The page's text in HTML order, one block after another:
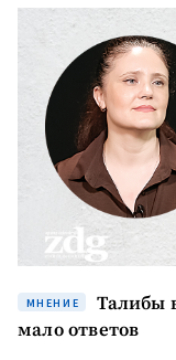
МНЕНИЕ
Талибы
мало ответов